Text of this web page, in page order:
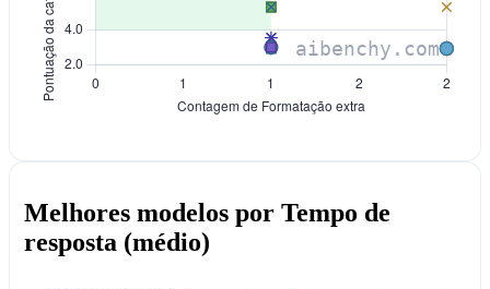
Melhores modelos por Tempo de
resposta (médio)